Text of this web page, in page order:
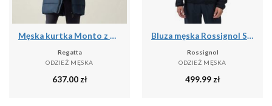
Męska kurtka Monto z wyściełaniem
Regatta
ODZIEŻ MĘSKA
637.00 zł
Bluza męska Rossignol Signature Ski Hz Fleece
Rossignol
ODZIEŻ MĘSKA
499.99 zł